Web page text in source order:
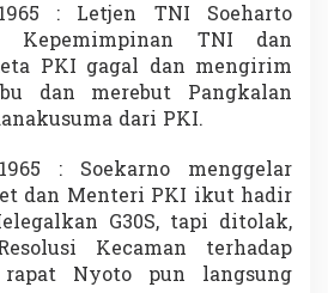
: Letjen TNI Soeharto
Kepemimpinan TNI dan
PKI gagal dan mengirim
dan merebut Pangkalan
dari PKI.
: Soekarno menggelar
dan Menteri PKI ikut hadir
G30S, tapi ditolak,
Kecaman terhadap
Nyoto pun langsung